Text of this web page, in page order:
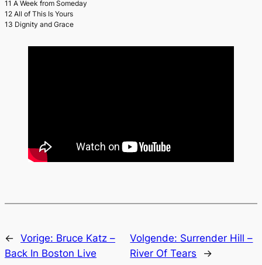
11 A Week from Someday
12 All of This Is Yours
13 Dignity and Grace
← Vorige: Bruce Katz –
Back In Boston Live
Volgende: Surrender Hill –
River Of Tears
→